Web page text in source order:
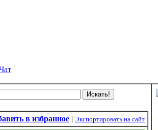
в избранное | Экспортировать на сайт